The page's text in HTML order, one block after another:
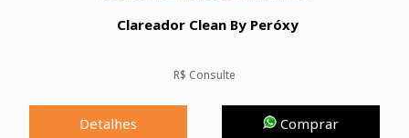
Clareador Clean By Peróxy
R$ Consulte
Detalhes Comprar